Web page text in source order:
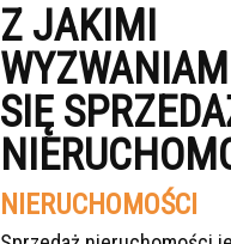
Z JAKIMI
SIĘ
NIERUCHOMOŚCI